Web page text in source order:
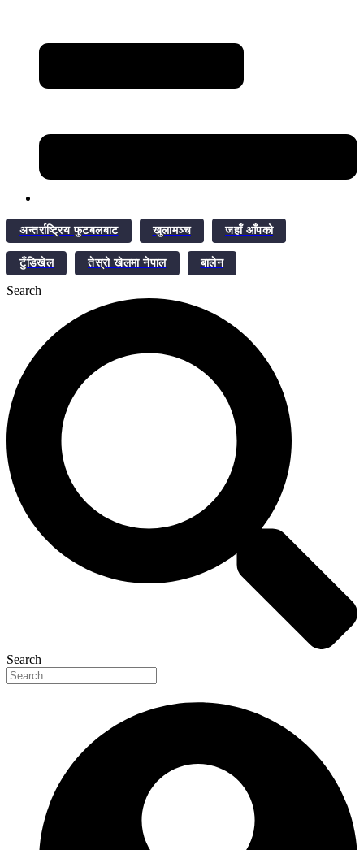
अन्तर्राष्ट्रिय फुटबलबाट खुलामञ्च जहाँ आँपको
टुँडिखेल तेस्रो खेलमा नेपाल बालेन
Search
Search